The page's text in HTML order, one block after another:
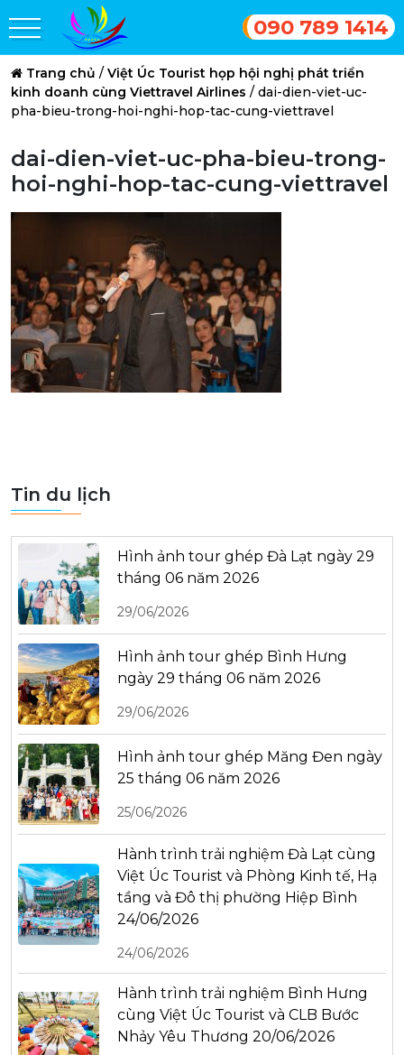
090 789 1414
Trang chủ / Việt Úc Tourist họp hội nghị phát triển
kinh doanh cùng Viettravel Airlines / dai-dien-viet-uc-
pha-bieu-trong-hoi-nghi-hop-tac-cung-viettravel
dai-dien-viet-uc-pha-bieu-trong-
hoi-nghi-hop-tac-cung-viettravel
Tin du lịch
Hình ảnh tour ghép Đà Lạt ngày 29
tháng 06 năm 2026
29/06/2026
Hình ảnh tour ghép Bình Hưng
ngày 29 tháng 06 năm 2026
29/06/2026
Hình ảnh tour ghép Măng Đen ngày
25 tháng 06 năm 2026
25/06/2026
Hành trình trải nghiệm Đà Lạt cùng
Việt Úc Tourist và Phòng Kinh tế, Hạ
tầng và Đô thị phường Hiệp Bình
24/06/2026
24/06/2026
Hành trình trải nghiệm Bình Hưng
cùng Việt Úc Tourist và CLB Bước
Nhảy Yêu Thương 20/06/2026